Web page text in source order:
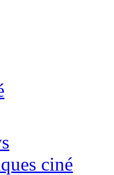
ciné